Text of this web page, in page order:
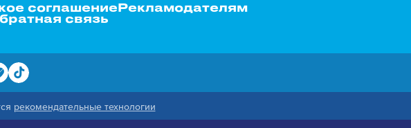
соглашениеРекламодателям
связь
рекомендательные технологии